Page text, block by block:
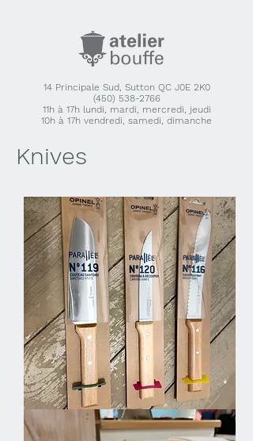
14 Principale Sud, Sutton QC J0E 2K0
(450) 538-2766
11h à 17h lundi, mardi, mercredi, jeudi
10h à 17h vendredi, samedi, dimanche
Knives
Knives